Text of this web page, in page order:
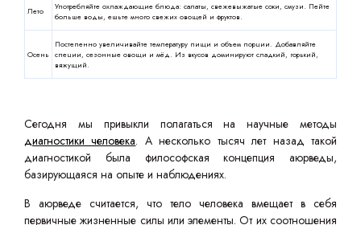
Лето
Употребляйте охлаждающие блюда: салаты, свежевыжатые соки, смузи. Пейте
больше воды, ешьте много свежих овощей и фруктов.
Осень
Постепенно увеличивайте температуру пищи и объем порции. Добавляйте
специи, сезонные овощи и мёд. Из вкусов доминируют сладкий, горький,
вяжущий.
Сегодня мы привыкли полагаться на научные методы
диагностики человека. А несколько тысяч лет назад такой
диагностикой была философская концепция аюрведы,
базирующаяся на опыте и наблюдениях.
В аюрведе считается, что тело человека вмещает в себя
первичные жизненные силы или элементы. От их соотношения